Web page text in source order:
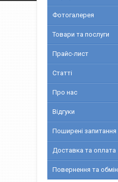
Фотогалерея
Товари та послуги
Прайс-лист
Статті
Про нас
Відгуки
Поширені запитання
Доставка та оплата
Повернення та обмін